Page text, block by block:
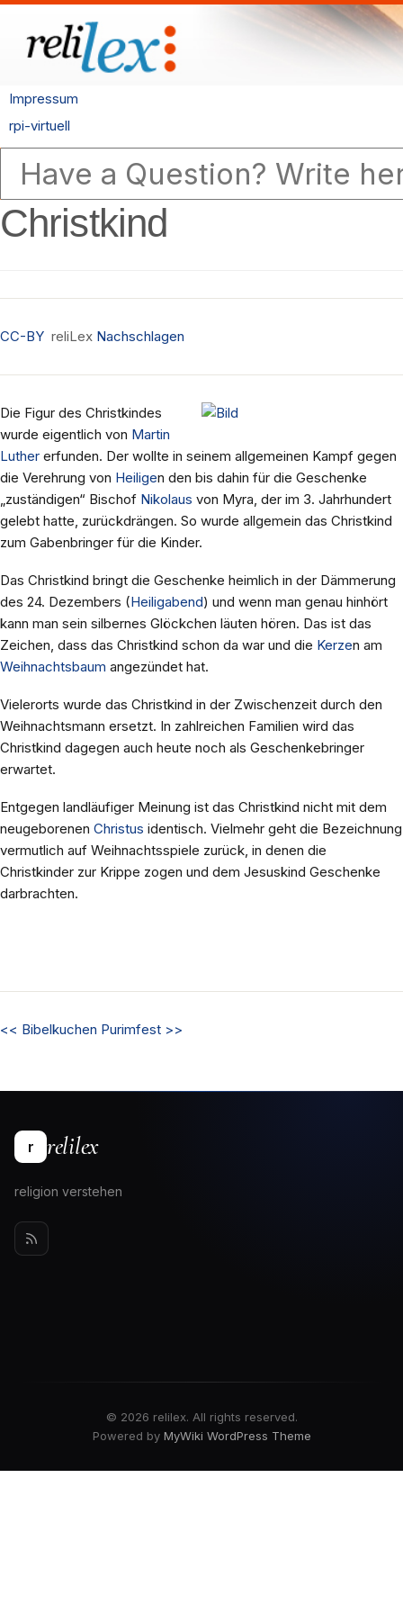
Impressum
rpi-virtuell
Christkind
CC-BY reliLex Nachschlagen
Die Figur des Christkindes
wurde eigentlich von Martin
Luther erfunden. Der wollte in seinem allgemeinen Kampf gegen
die Verehrung von Heiligen den bis dahin für die Geschenke
„zuständigen“ Bischof Nikolaus von Myra, der im 3. Jahrhundert
gelebt hatte, zurückdrängen. So wurde allgemein das Christkind
zum Gabenbringer für die Kinder.
Das Christkind bringt die Geschenke heimlich in der Dämmerung
des 24. Dezembers (Heiligabend) und wenn man genau hinhört
kann man sein silbernes Glöckchen läuten hören. Das ist das
Zeichen, dass das Christkind schon da war und die Kerzen am
Weihnachtsbaum angezündet hat.
Vielerorts wurde das Christkind in der Zwischenzeit durch den
Weihnachtsmann ersetzt. In zahlreichen Familien wird das
Christkind dagegen auch heute noch als Geschenkebringer
erwartet.
Entgegen landläufiger Meinung ist das Christkind nicht mit dem
neugeborenen Christus identisch. Vielmehr geht die Bezeichnung
vermutlich auf Weihnachtsspiele zurück, in denen die
Christkinder zur Krippe zogen und dem Jesuskind Geschenke
darbrachten.
<< Bibelkuchen Purimfest >>
r relilex
religion verstehen
© 2026 relilex. All rights reserved.
Powered by MyWiki WordPress Theme